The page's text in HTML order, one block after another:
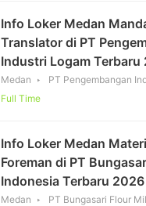
Info Loker Medan
Translator di PT
Industri Logam Terbaru
Medan
PT Pengembangan
Full Time
Info Loker Medan
Foreman di PT
Indonesia Terbaru 2026
Medan
PT Bungasari Flour